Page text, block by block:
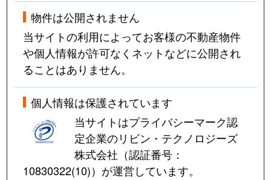
物件は公開されません
当サイトの利用によってお客様の不動産物件
や個人情報が許可なくネットなどに公開され
ることはありません。
個人情報は保護されています
当サイトはプライバシーマーク認
定企業のリビン・テクノロジーズ
株式会社（認証番号：
10830322(10)）が運営しています。